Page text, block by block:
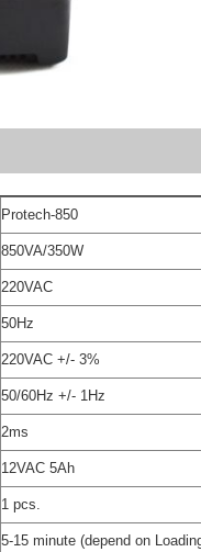
Protech-850
850VA/350W
220VAC
50Hz
220VAC +/- 3%
50/60Hz +/- 1Hz
2ms
12VAC 5Ah
1 pcs.
5-15 minute (depend on